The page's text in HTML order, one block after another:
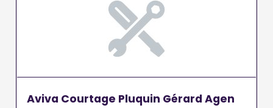
Aviva Courtage Pluquin Gérard Agen